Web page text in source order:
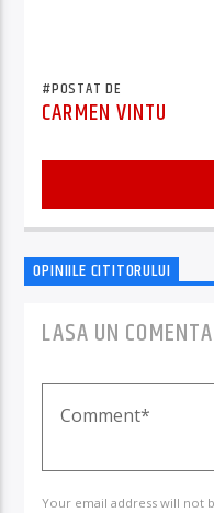
#POSTAT DE
CARMEN VINTU
OPINIILE CITITORULUI
LASA UN
Your email address will not